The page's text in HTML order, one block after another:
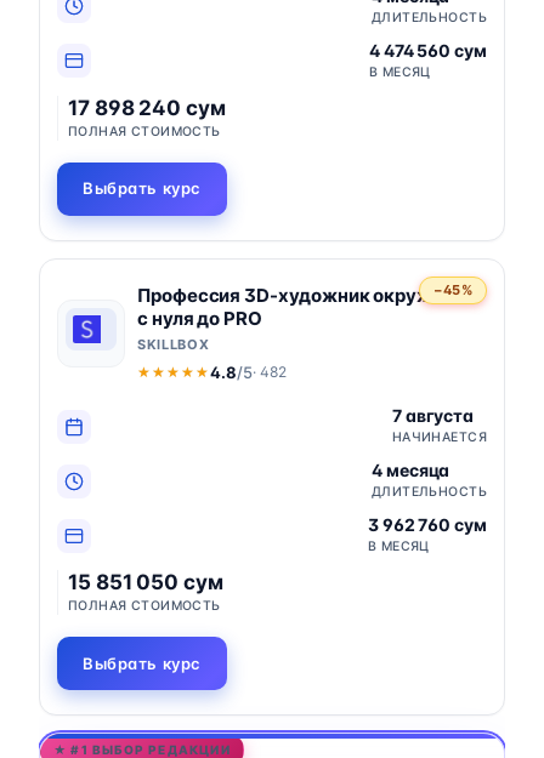
ДЛИТЕЛЬНОСТЬ
4 474 560 сум
В МЕСЯЦ
17 898 240 сум
ПОЛНАЯ СТОИМОСТЬ
Выбрать курс
−45%
Профессия 3D-художник окружения
с нуля до PRO
SKILLBOX
★★★★★
★★★★★4.8/5· 482
7 августа
НАЧИНАЕТСЯ
4 месяца
ДЛИТЕЛЬНОСТЬ
3 962 760 сум
В МЕСЯЦ
15 851 050 сум
ПОЛНАЯ СТОИМОСТЬ
Выбрать курс
★ #1 ВЫБОР РЕДАКЦИИ